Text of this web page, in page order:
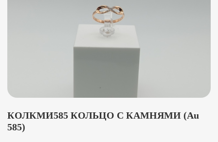
КОЛКМИ585 КОЛЬЦО С КАМНЯМИ (Au
585)